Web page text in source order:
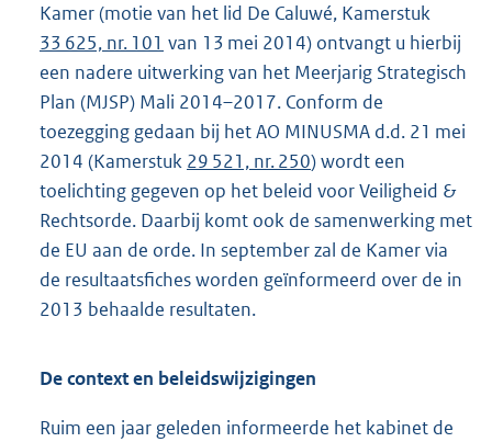
Kamer (motie van het lid De Caluwé, Kamerstuk
33 625, nr. 101 van 13 mei 2014) ontvangt u hierbij
een nadere uitwerking van het Meerjarig Strategisch
Plan (MJSP) Mali 2014–2017. Conform de
toezegging gedaan bij het AO MINUSMA d.d. 21 mei
2014 (Kamerstuk 29 521, nr. 250) wordt een
toelichting gegeven op het beleid voor Veiligheid &
Rechtsorde. Daarbij komt ook de samenwerking met
de EU aan de orde. In september zal de Kamer via
de resultaatsfiches worden geïnformeerd over de in
2013 behaalde resultaten.
De context en beleidswijzigingen
Ruim een jaar geleden informeerde het kabinet de